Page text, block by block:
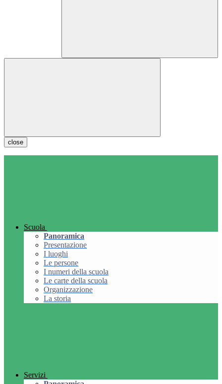
close
Scuola
Panoramica
Presentazione
I luoghi
Le persone
I numeri della scuola
Le carte della scuola
Organizzazione
La storia
Servizi